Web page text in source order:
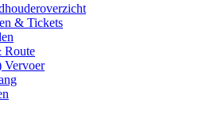
& Tickets
Route
Vervoer